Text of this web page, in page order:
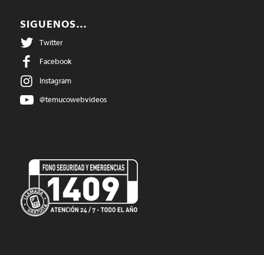
SIGUENOS…
Twitter
Facebook
Instagram
@temucowebvideos